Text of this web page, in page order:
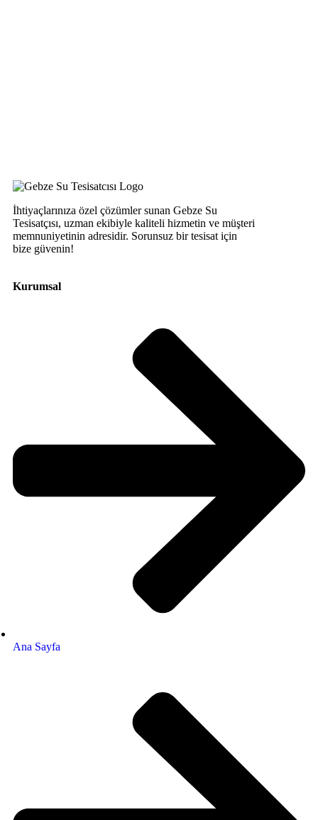
İhtiyaçlarınıza özel çözümler sunan Gebze Su
Tesisatçısı, uzman ekibiyle kaliteli hizmetin ve müşteri
memnuniyetinin adresidir. Sorunsuz bir tesisat için
bize güvenin!
Kurumsal
Ana Sayfa